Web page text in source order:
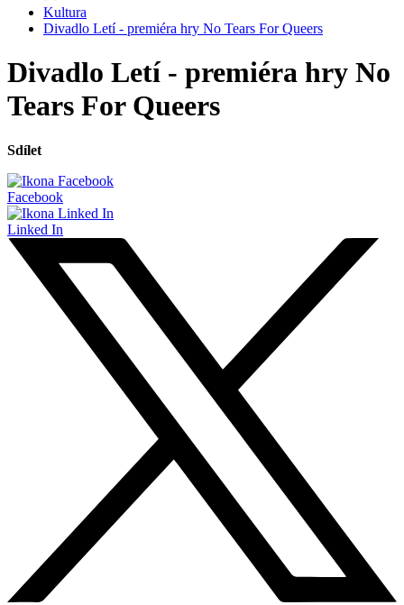
Kultura
Divadlo Letí - premiéra hry No Tears For Queers
Divadlo Letí - premiéra hry No
Tears For Queers
Sdílet
Facebook
Linked In